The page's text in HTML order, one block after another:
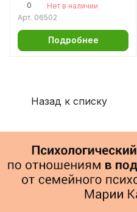
0
Нет в наличии
Арт. 06502
Подробнее
Назад к списку